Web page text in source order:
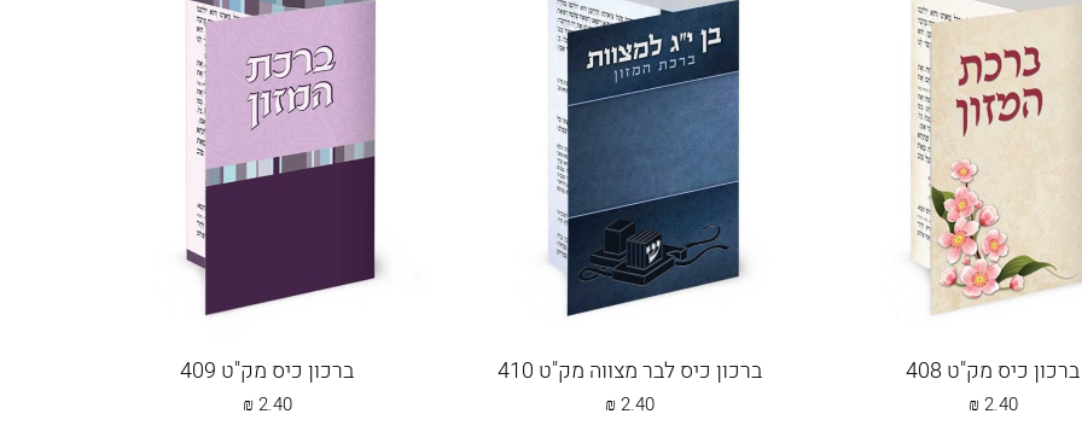
ברכון כיס מק"ט 408
2.40
₪
ברכון כיס לבר מצווה מק"ט 410
2.40
₪
ברכון כיס מק"ט 409
2.40
₪